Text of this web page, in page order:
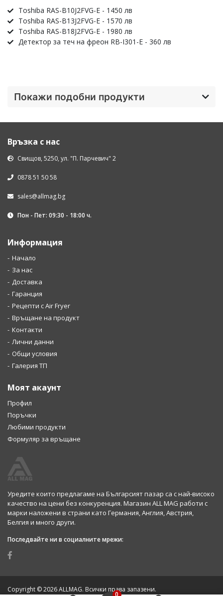
Тоѕhіbа RАЅ-В10Ј2FVG-Е - 1450 лв
Тоѕhіbа RАЅ-В13Ј2FVG-Е - 1570 лв
Тоѕhіbа RАЅ-В18Ј2FVG-Е - 1980 лв
Дeтeĸтop зa тeч нa фpeoн RВ-І301-Е - 360 лв
Покажи подобни продукти
Връзка с нас
Свищов, 5250, ул. "П. Парчевич" 2
0878 51 50 58
sales@allmag.bg
Пон - Пет: 09:30 - 18:00 ч.
Информация
Начало
За нас
Доставка
Гаранция
Рецепти с Air Fryer
Връщане на продукт
Контакти
Лични данни
Общи условия
Галерия ТП
Моят акаунт
Профил
Поръчки
Любими продукти
Формуляр за връщане
Уредите които предлагаме на Българсият пазар са с най-високо
качество на цени без конкуренция. Магазин ALL MAG работи с
марки наложени в страни като Германия, Англия, Австрия,
Белгия и много други.
Последвайте ни в социалните мрежи:
Copyright © 2026 ALLMAG. Всички права запазени.